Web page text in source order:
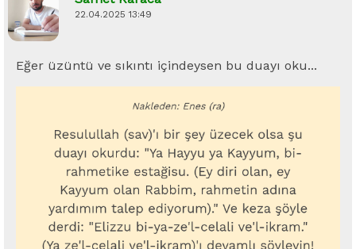
22.04.2025 13:49
Eğer üzüntü ve sıkıntı içindeysen bu duayı oku...